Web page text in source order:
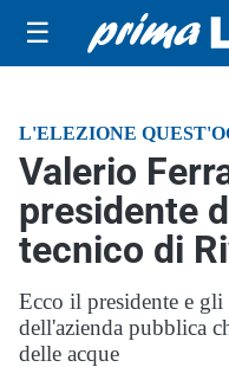
☰
L'ELEZIONE
Valerio
presidente
tecnico di
Ecco il presidente e
dell'azienda pubblica
delle acque